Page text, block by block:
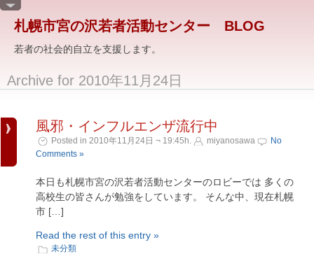
札幌市宮の沢若者活動センター BLOG
若者の社会的自立を支援します。
Archive for 2010年11月24日
風邪・インフルエンザ流行中
Posted in 2010年11月24日 ¬ 19:45h. miyanosawa
No
Comments »
本日も札幌市宮の沢若者活動センターのロビーでは 多くの
高校生の皆さんが勉強をしています。 そんな中、現在札幌
市 […]
Read the rest of this entry »
未分類